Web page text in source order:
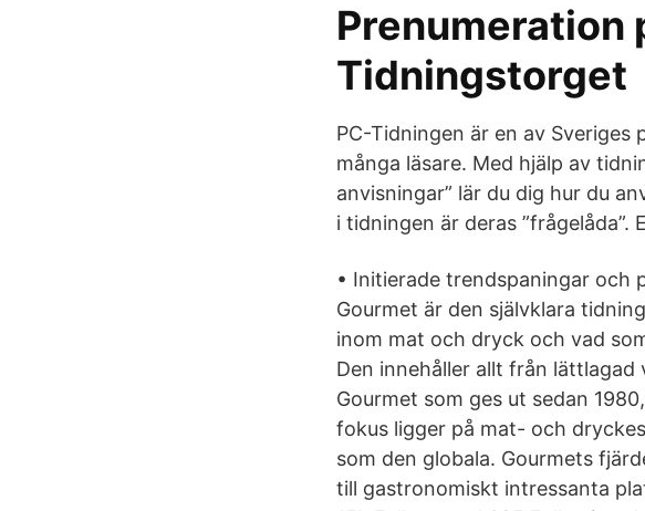
Prenumeration
Tidningstorget
PC-Tidningen är en av
många läsare. Med hjälp av
anvisningar” lär du dig hur du
i tidningen är deras
• Initierade trendspaningar och
Gourmet är den självklara
inom mat och dryck och vad
Den innehåller allt från
Gourmet som ges ut sedan
fokus ligger på mat- och
som den globala. Gourmets
till gastronomiskt intressanta